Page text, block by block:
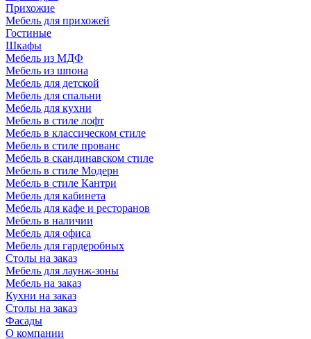
Прихожие
Мебель для прихожей
Гостиные
Шкафы
Мебель из МДФ
Мебель из шпона
Мебель для детской
Мебель для спальни
Мебель для кухни
Мебель в стиле лофт
Мебель в классическом стиле
Мебель в стиле прованс
Мебель в скандинавском стиле
Мебель в стиле Модерн
Мебель в стиле Кантри
Мебель для кабинета
Мебель для кафе и ресторанов
Мебель в наличии
Мебель для офиса
Мебель для гардеробных
Столы на заказ
Мебель для лаунж-зоны
Мебель на заказ
Кухни на заказ
Столы на заказ
Фасады
О компании